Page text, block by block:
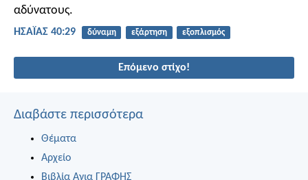
αδύνατους.
ΗΣΑΪΑΣ 40:29 δύναμη εξάρτηση εξοπλισμός
Επόμενο στίχο!
Διαβάστε περισσότερα
Θέματα
Αρχείο
Βιβλία Αγια ΓΡΑΦΗΣ